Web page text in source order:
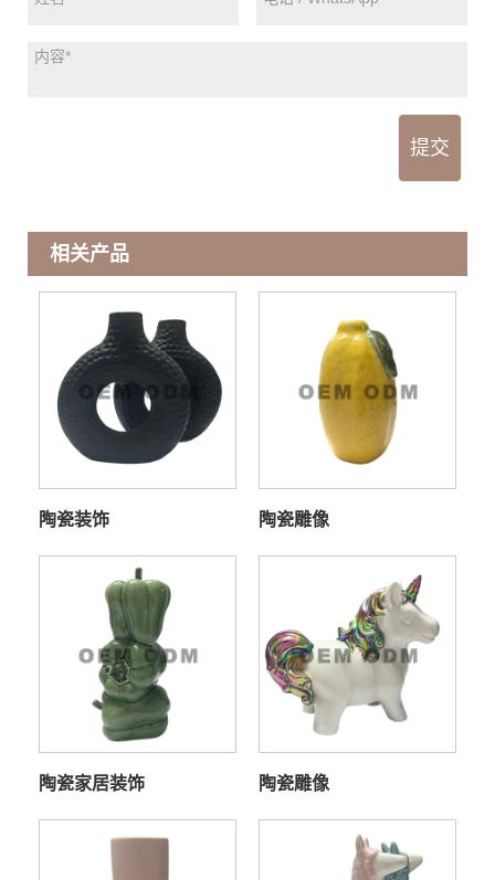
提交
相关产品
陶瓷装饰 陶瓷雕像
陶瓷家居装饰 陶瓷雕像